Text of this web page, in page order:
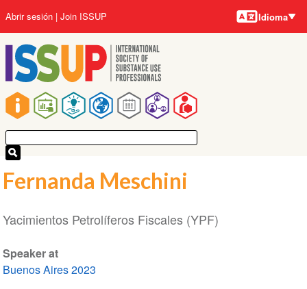
al
contenido
principal
Main
navigation
User
account
menu
Abrir sesión Join ISSUP Idiomas
Idioma
Fernanda Meschini
Yacimientos Petrolíferos Fiscales (YPF)
Speaker at
Buenos Aires 2023